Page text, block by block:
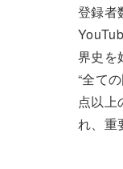
登録者
界史を
“全て
点以上
れ、重